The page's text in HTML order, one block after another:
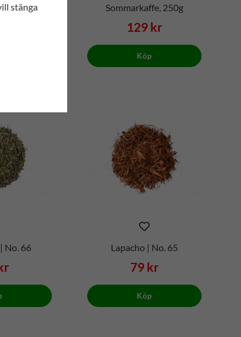
Sommarkaffe, 250g
129 kr
Köp
No. 66 Lapacho | No. 65
79 kr
Köp
stänga